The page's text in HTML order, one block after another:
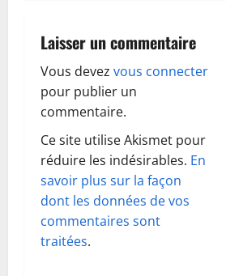
t
i
o
n
d
’
a
Laisser un commentaire
Vous devez vous connecter
pour publier un
commentaire.
Ce site utilise Akismet pour
réduire les indésirables. En
savoir plus sur la façon
dont les données de vos
commentaires sont
traitées.